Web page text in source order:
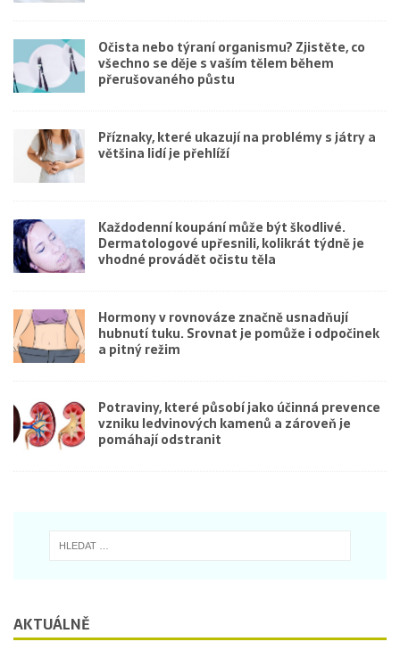
Očista nebo týraní organismu? Zjistěte, co
všechno se děje s vaším tělem během
přerušovaného půstu
Příznaky, které ukazují na problémy s játry a
většina lidí je přehlíží
Každodenní koupání může být škodlivé.
Dermatologové upřesnili, kolikrát týdně je
vhodné provádět očistu těla
Hormony v rovnováze značně usnadňují
hubnutí tuku. Srovnat je pomůže i odpočinek
a pitný režim
Potraviny, které působí jako účinná prevence
vzniku ledvinových kamenů a zároveň je
pomáhají odstranit
AKTUÁLNĚ